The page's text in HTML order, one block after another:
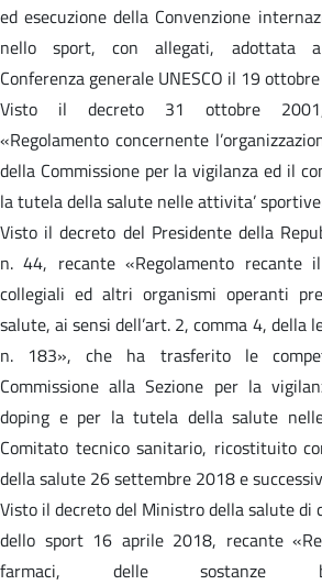
ed esecuzione della Convenzione
nello sport, con allegati, adottata
Conferenza generale UNESCO il 19
Visto il decreto 31 ottobre
«Regolamento concernente
della Commissione per la vigilanza ed il
la tutela della salute nelle attivita’
Visto il decreto del Presidente della
n. 44, recante «Regolamento recante
collegiali ed altri organismi operanti
salute, ai sensi dell’art. 2, comma 4, della
n. 183», che ha trasferito le
Commissione alla Sezione per la
doping e per la tutela della salute
Comitato tecnico sanitario, ricostituito
della salute 26 settembre 2018 e
Visto il decreto del Ministro della salute di
dello sport 16 aprile 2018, recante
farmaci, delle sostanze